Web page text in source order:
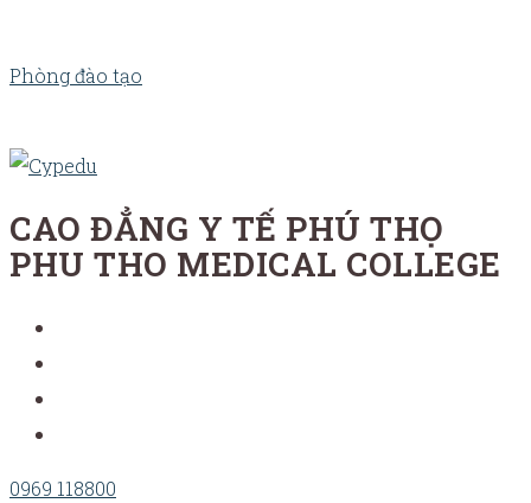
Phòng đào tạo
CAO ĐẲNG Y TẾ PHÚ THỌ
PHU THO MEDICAL COLLEGE
0969 118800